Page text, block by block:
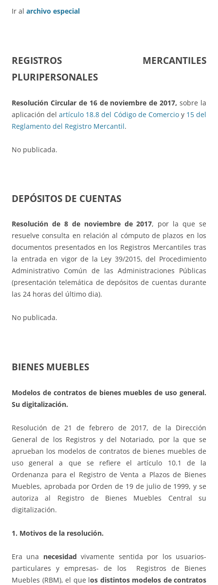
Ir al archivo especial
REGISTROS MERCANTILES
PLURIPERSONALES
Resolución Circular de 16 de noviembre de 2017, sobre la
aplicación delartículo 18.8 del Código de Comercioy 15 del
Reglamento del Registro Mercantil.
No publicada.
DEPÓSITOS DE CUENTAS
Resolución de 8 de noviembre de 2017, por la que se
resuelve consulta en relación al cómputo de plazos en los
documentos presentados en los Registros Mercantiles tras
la entrada en vigor de la Ley 39/2015, del Procedimiento
Administrativo Común de las Administraciones Públicas
(presentación telemática de depósitos de cuentas durante
las 24 horas del último dia).
No publicada.
BIENES MUEBLES
Modelos de contratos de bienes muebles de uso general.
Su digitalización.
Resolución de 21 de febrero de 2017, de la Dirección
General de los Registros y del Notariado, por la que se
aprueban los modelos de contratos de bienes muebles de
uso general a que se refiere el artículo 10.1 de la
Ordenanza para el Registro de Venta a Plazos de Bienes
Muebles, aprobada por Orden de 19 de julio de 1999, y se
autoriza al Registro de Bienes Muebles Central su
digitalización.
1. Motivos de la resolución.
Era una necesidad vivamente sentida por los usuarios-
particulares y empresas- de los Registros de Bienes
Muebles (RBM), el que los distintos modelos de contratos